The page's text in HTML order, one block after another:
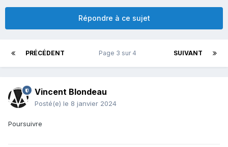
Répondre à ce sujet
PRÉCÉDENT SUIVANT
Page 3 sur 4
Vincent Blondeau
Posté(e) le 8 janvier 2024
Poursuivre